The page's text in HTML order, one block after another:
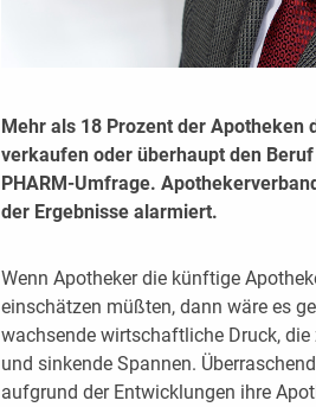
Mehr als 18 Prozent der Apotheken
verkaufen oder überhaupt den
PHARM-Umfrage.
der Ergebnisse alarmiert.
Wenn Apotheker die künftige
einschätzen müßten, dann wäre es
wachsende wirtschaftliche Druck,
und sinkende Spannen.
aufgrund der Entwicklungen ihre